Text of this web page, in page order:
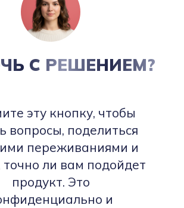
С РЕШЕНИЕМ?
эту кнопку, чтобы
вопросы, поделиться
переживаниями и
точно ли вам подойдет
продукт. Это
и